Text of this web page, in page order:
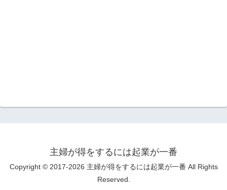
主婦が得をするには起業が一番
Copyright © 2017-2026 主婦が得をするには起業が一番 All Rights
Reserved.